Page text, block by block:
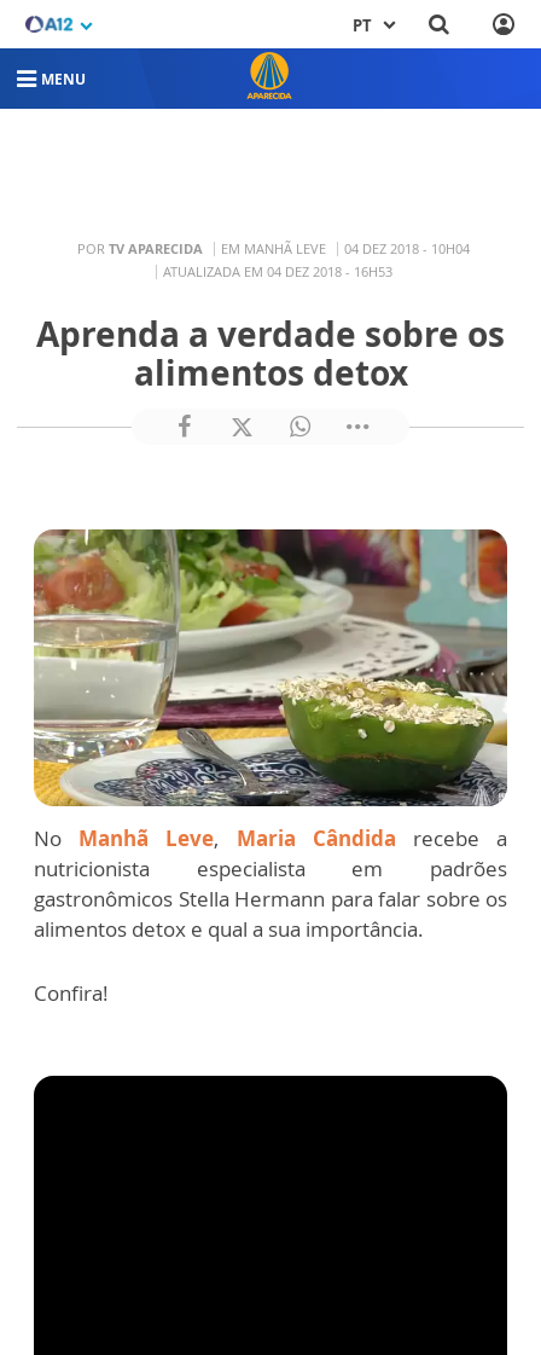
PT
MENU
POR TV APARECIDA EM MANHÃ LEVE
04 DEZ 2018 - 10H04
ATUALIZADA EM 04 DEZ 2018 - 16H53
Aprenda a verdade sobre os
alimentos detox
No Manhã Leve, Maria Cândida recebe a
nutricionista especialista em padrões
gastronômicos Stella Hermann para falar sobre os
alimentos detox e qual a sua importância.
Confira!